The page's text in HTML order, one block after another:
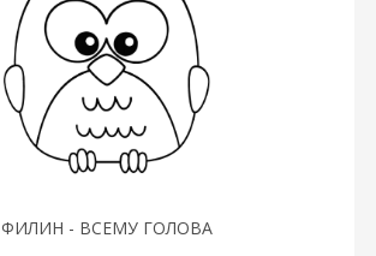
ФИЛИН - ВСЕМУ ГОЛОВА